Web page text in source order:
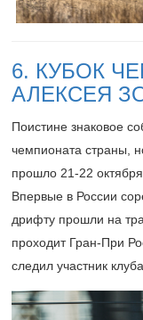
6. КУБОК
АЛЕКСЕЯ
Поистине знаковое
чемпионата страны,
прошло 21-22
Впервые в России
дрифту прошли на
проходит Гран-При
следил участник